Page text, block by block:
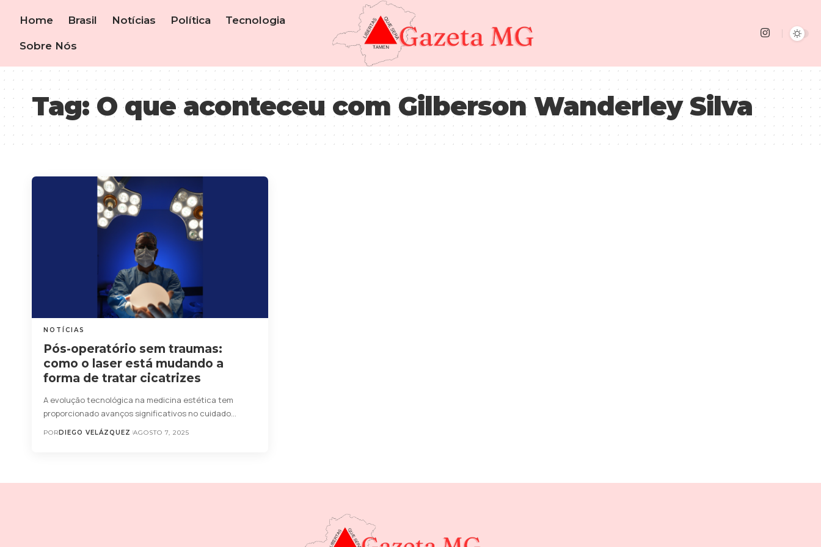
Home Brasil Notícias Política Tecnologia
Sobre Nós
Tag:O que aconteceu com Gilberson Wanderley Silva
NOTÍCIAS
Pós-operatório sem traumas:
como o laser está mudando a
forma de tratar cicatrizes
A evolução tecnológica na medicina estética tem
proporcionado avanços significativos no cuidado…
PORDIEGO VELÁZQUEZ AGOSTO 7, 2025